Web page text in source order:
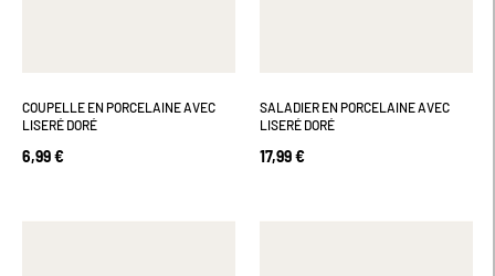
COUPELLE EN PORCELAINE AVEC
LISERÉ DORÉ
6,99 €
SALADIER EN PORCELAINE AVEC
LISERÉ DORÉ
17,99 €